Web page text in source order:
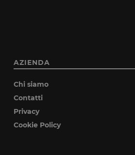
AZIENDA
Chi siamo
Contatti
Privacy
Cookie Policy